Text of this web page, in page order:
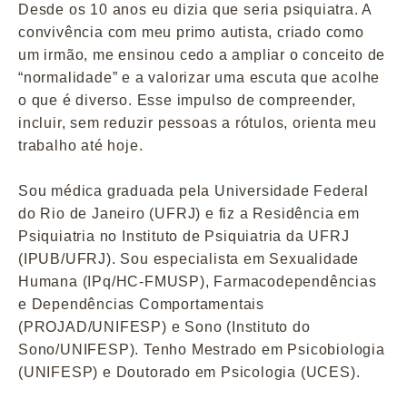
Desde os 10 anos eu dizia que seria psiquiatra. A
convivência com meu primo autista, criado como
um irmão, me ensinou cedo a ampliar o conceito de
“normalidade” e a valorizar uma escuta que acolhe
o que é diverso. Esse impulso de compreender,
incluir, sem reduzir pessoas a rótulos, orienta meu
trabalho até hoje.
Sou médica graduada pela Universidade Federal
do Rio de Janeiro (UFRJ) e fiz a Residência em
Psiquiatria no Instituto de Psiquiatria da UFRJ
(IPUB/UFRJ). Sou especialista em Sexualidade
Humana (IPq/HC-FMUSP), Farmacodependências
e Dependências Comportamentais
(PROJAD/UNIFESP) e Sono (Instituto do
Sono/UNIFESP). Tenho Mestrado em Psicobiologia
(UNIFESP) e Doutorado em Psicologia (UCES).